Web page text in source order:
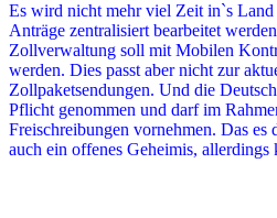
Es wird nicht mehr viel Zeit in`s Land
Anträge zentralisiert bearbeitet
Zollverwaltung soll mit Mobilen
werden. Dies passt aber nicht zur
Zollpaketsendungen. Und die
Pflicht genommen und darf im
Freischreibungen vornehmen. Das es
auch ein offenes Geheimis,